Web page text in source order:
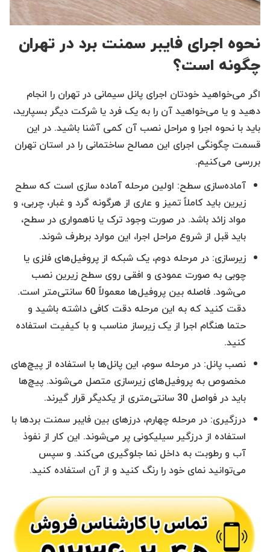
نحوه اجرای فایبر سمنت برد در تهران
چگونه است؟
اگر می‌خواهید خودتان اجرای پانل سیمانی در تهران را انجام
دهید و یا می‌خواهید آن را به یک فرد یا شرکت دیگر بسپارید،
باید با نحوه اجرا و مراحل نصب آن کمی آشنا باشید. در این
قسمت چگونگی اجرای این مصالح ساختمانی را در استان تهران
بررسی می‌کنیم.
آماده‌سازی سطح: اولین مرحله آماده سازی است که سطح
زیرین باید کاملاً تمیز و عاری از هرگونه گرد و غبار، چربی، و
مواد زائد باشد. در صورت وجود ترک یا ناهمواری در سطح،
باید قبل از شروع مراحل اجرا، این موارد برطرف شوند.
زیرسازی: در مرحله دوم، یک شبکه از پروفیل‌های فلزی یا
چوبی به صورت عمودی و افقی روی سطح زیرین نصب
می‌شود. فاصله بین پروفیل‌ها معمولاً 60 سانتی‌متر است.
دقت کنید که به این مرحله دقت کافی داشته باشید و
حتما هنگام اجرا از یک زیرساز مناسب و با کیفیت استفاده
کنید.
نصب پانل: در مرحله سوم، این پانل‌ها با استفاده از پیچ‌های
مخصوص به پروفیل‌های زیرسازی متصل می‌شوند. پیچ‌ها
باید در فواصل 30 سانتی‌متری از یکدیگر قرار گیرند.
درزگیری: در مرحله چهارم، درزهای بین فایبر سمنت بردها با
استفاده از درزگیر سیلیکونی پر می‌شوند. این کار از نفوذ
آب و رطوبت به داخل نما جلوگیری می‌کند. و سپس
می‌توانید نمای خود را رنگ کنید و از آن استفاده کنید.